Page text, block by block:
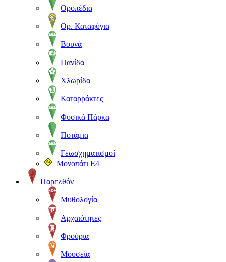
Οροπέδια
Ορ. Καταφύγια
Βουνά
Πανίδα
Χλωρίδα
Καταρράκτες
Φυσικά Πάρκα
Ποτάμια
Γεωσχηματισμοί
Μονοπάτι Ε4
Παρελθόν
Μυθολογία
Αρχαιότητες
Φρούρια
Μουσεία